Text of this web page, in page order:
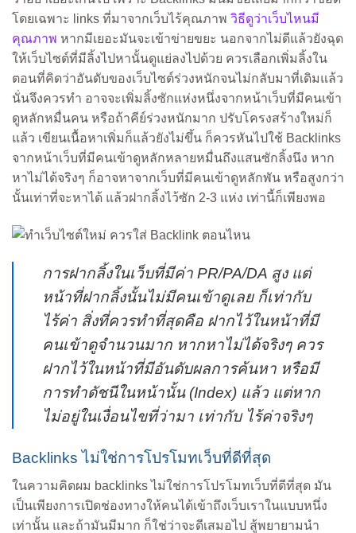
โดยเฉพาะ links ที่มาจากเว็บไร้คุณภาพ วิธีดูว่าเว็บไหนมี
คุณภาพ หากมีเยอะมันจะเข้าข่ายขยะ นอกจากไม่ดีแล้วยังฉุด
ให้เว็บไซต์ที่มีลิ้งไปหานั้นดูแย่ลงไปด้วย ควรเลือกเพิ่มลิ้งใน
ตอนที่คิดว่าอันดับของเว็บไซต์ร่วงหนักจนไม่กลับมาที่เดิมแล้ว
นั่นจึงควรทำ อาจจะเพิ่มลิ้งซักแห่งหนึ่งจากหน้าเว็บที่มีคนเข้า
ดูหลักหมื่นคน หรือถ้าคีย์ร่วงหนักมาก ปรับโครงสร้างใหม่ก็
แล้ว เขียนเนื้อหาเพิ่มก็แล้วยังไม่ขึ้น ก็ควรหันไปใช้ Backlinks
จากหน้าเว็บที่มีคนเข้าดูหลักหลายหมื่นถึงแสนซักลิ้งนึง หาก
หาไม่ได้จริงๆ ก็อาจหาจากเว็บที่มีคนเข้าดูหลักพัน หรือสูงกว่า
นั้นเท่าที่จะหาได้ แล้วฝากลิ้งไว้ซัก 2-3 แห่ง เท่านี้ก็เพียงพอ
การฝากลิ้งในเว็บที่มีค่า PR/PA/DA สูง แต่
หน้าที่ฝากลิ้งนั้นไม่มีคนเข้าดูเลย ก็เท่ากับ
ไร้ค่า สิ่งที่ควรทำที่สุดคือ ฝากไว้ในหน้าที่มี
คนเข้าดูจำนวนมาก หากหาไม่ได้จริงๆ ควร
ฝากไว้ในหน้าที่มีอันดับผลการค้นหา หรือมี
การทำดัชนีในหน้านั้น (Index) แล้ว แต่หาก
ไม่อยู่ในเงื่อนไขที่ว่ามา เท่ากับ ไร้ค่าจริงๆ
Backlinks ไม่ใช่การโปรโมทเว็บที่ดีที่สุด
ในความคิดผม backlinks ไม่ใช่การโปรโมทเว็บที่ดีที่สุด มัน
เป็นเพียงการเปิดช่องทางให้คนได้เข้าถึงเว็บเราในแบบหนึ่ง
เท่านั้น และถ้ามันมีมาก ก็ใช่ว่าจะดีเสมอไป สู้พยายามนำ